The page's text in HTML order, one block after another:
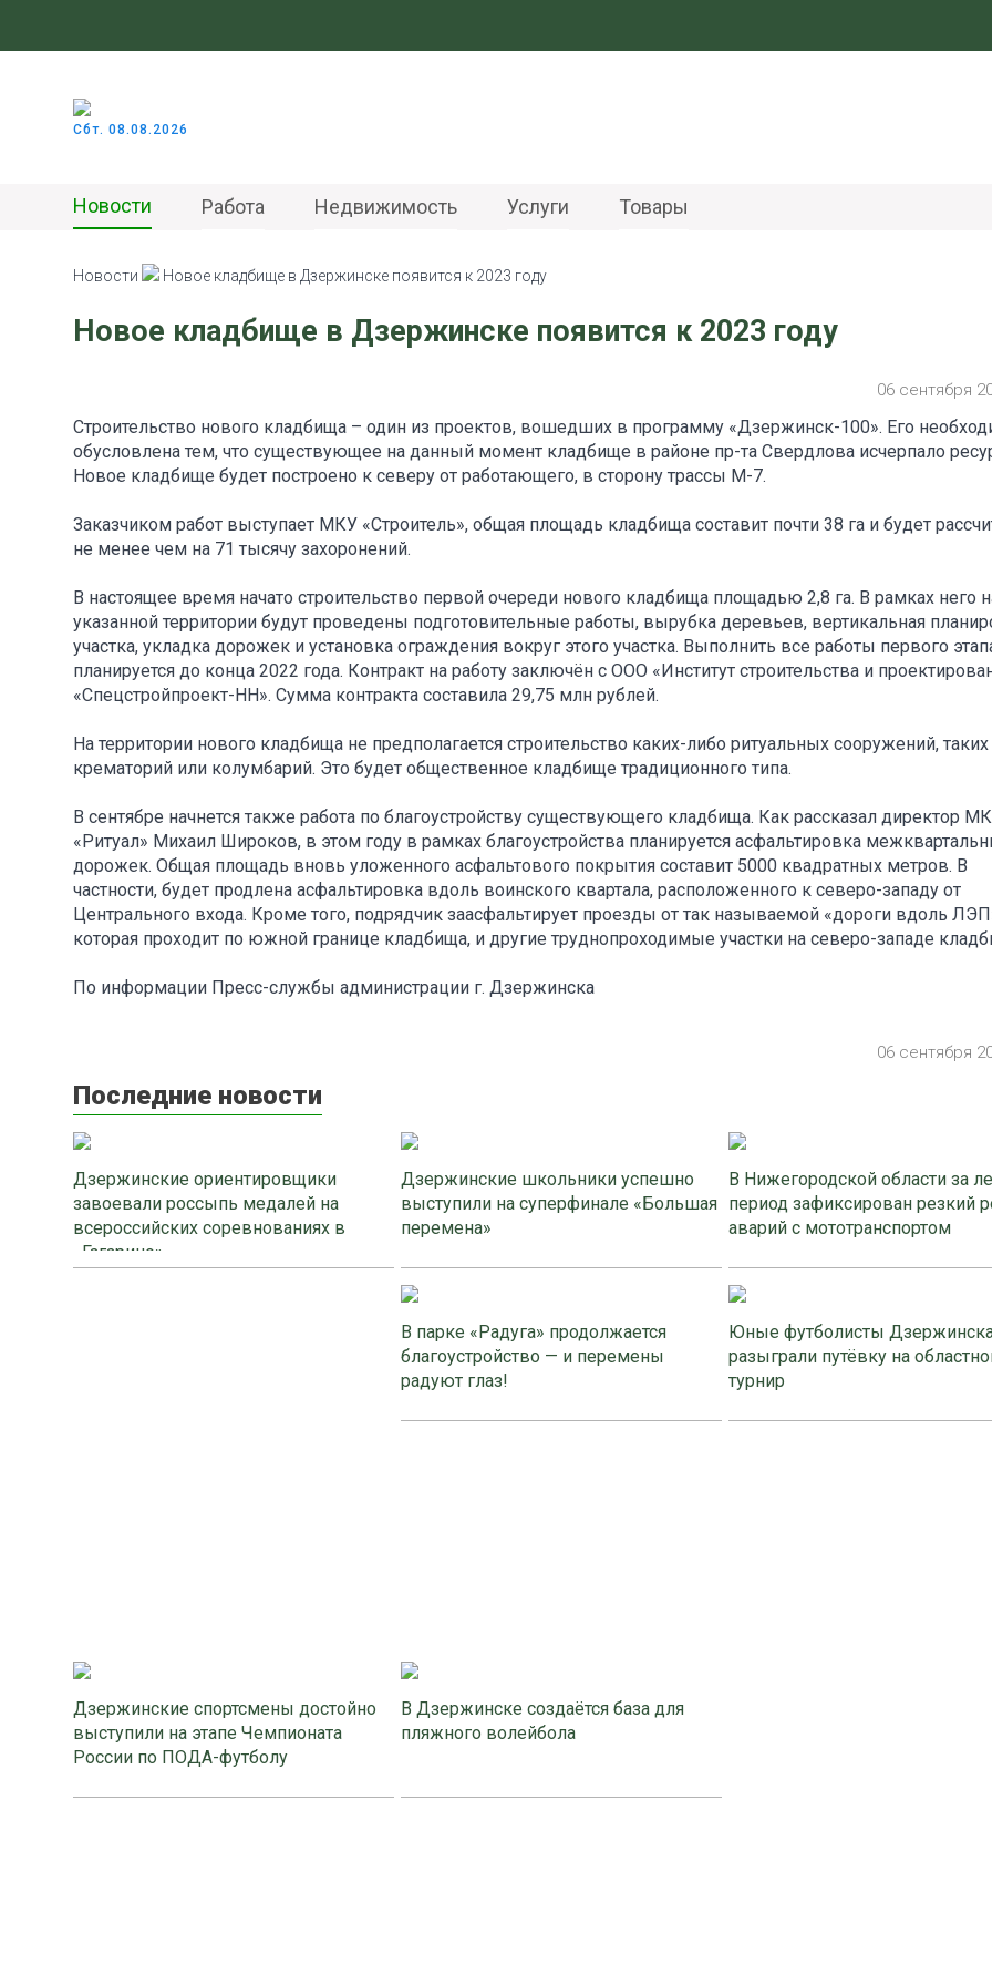
Сбт. 08.08.2026
Новости Работа Недвижимость Услуги Товары
Новости Новое кладбище в Дзержинске появится к 2023 году
Новое кладбище в Дзержинске появится к 2023 году
06 сентября
Строительство нового кладбища – один из проектов, вошедших в программу «Дзержинск-100». Его
обусловлена тем, что существующее на данный момент кладбище в районе пр-та Свердлова исчерпало
Новое кладбище будет построено к северу от работающего, в сторону трассы М-7.
Заказчиком работ выступает МКУ «Строитель», общая площадь кладбища составит почти 38 га и будет
не менее чем на 71 тысячу захоронений.
В настоящее время начато строительство первой очереди нового кладбища площадью 2,8 га. В рамках него
указанной территории будут проведены подготовительные работы, вырубка деревьев, вертикальная
участка, укладка дорожек и установка ограждения вокруг этого участка. Выполнить все работы первого
планируется до конца 2022 года. Контракт на работу заключён с ООО «Институт строительства и
«Спецстройпроект-НН». Сумма контракта составила 29,75 млн рублей.
На территории нового кладбища не предполагается строительство каких-либо ритуальных сооружений,
крематорий или колумбарий. Это будет общественное кладбище традиционного типа.
В сентябре начнется также работа по благоустройству существующего кладбища. Как рассказал директор
«Ритуал» Михаил Широков, в этом году в рамках благоустройства планируется асфальтировка
дорожек. Общая площадь вновь уложенного асфальтового покрытия составит 5000 квадратных метров. В
частности, будет продлена асфальтировка вдоль воинского квартала, расположенного к северо-западу от
Центрального входа. Кроме того, подрядчик заасфальтирует проезды от так называемой «дороги вдоль
которая проходит по южной границе кладбища, и другие труднопроходимые участки на северо-западе
По информации Пресс-службы администрации г. Дзержинска
06 сентября
Последние новости
Дзержинские ориентировщики
завоевали россыпь медалей на
всероссийских соревнованиях в
«Гагарино»
Дзержинские школьники успешно
выступили на суперфинале «Большая
перемена»
В Нижегородской области за
период зафиксирован резкий
аварий с мототранспортом
В парке «Радуга» продолжается
благоустройство — и перемены
радуют глаз!
Юные футболисты
разыграли путёвку на
турнир
Дзержинские спортсмены достойно
выступили на этапе Чемпионата
России по ПОДА-футболу
В Дзержинске создаётся база для
пляжного волейбола